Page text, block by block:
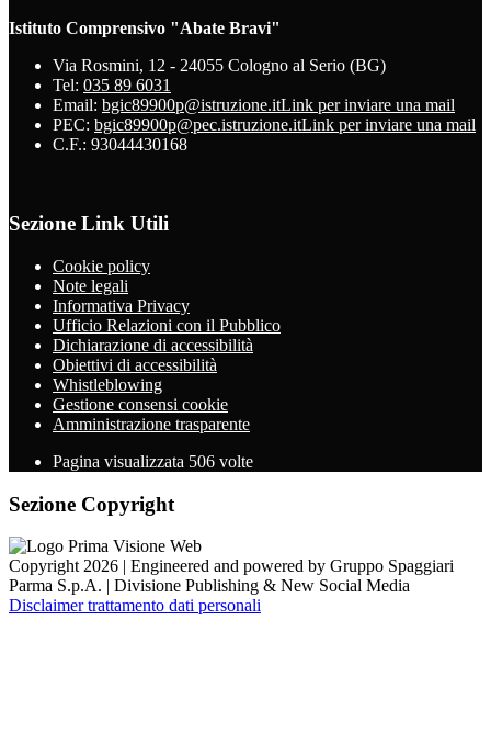
Istituto Comprensivo "Abate Bravi"
Via Rosmini, 12 - 24055 Cologno al Serio (BG)
Tel: 035 89 6031
Email: bgic89900p@istruzione.itLink per inviare una mail
PEC: bgic89900p@pec.istruzione.itLink per inviare una mail
C.F.: 93044430168
Sezione Link Utili
Cookie policy
Note legali
Informativa Privacy
Ufficio Relazioni con il Pubblico
Dichiarazione di accessibilità
Obiettivi di accessibilità
Whistleblowing
Gestione consensi cookie
Amministrazione trasparente
Pagina visualizzata 506 volte
Sezione Copyright
Copyright 2026 | Engineered and powered by Gruppo Spaggiari
Parma S.p.A. | Divisione Publishing & New Social Media
Disclaimer trattamento dati personali